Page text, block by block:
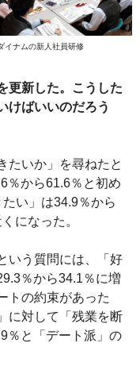
イナムの新人社員研修
更新した。こうした
けばいいのだろう
たいか」を尋ねたと
％から61.6％と初め
い」は34.9％から
くになった。
いう質問には、「好
％から34.1％に増
トの約束があった
に対して「残業を断
％と「デート派」の